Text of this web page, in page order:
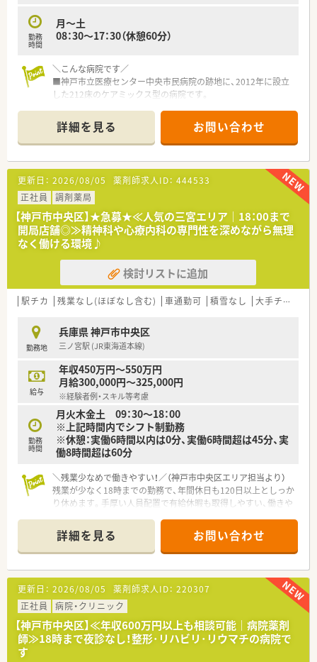
勤務
時間
月～土
08：30～17：30（休憩60分）
＼こんな病院です／
■神戸市立医療センター中央市民病院の跡地に、2012年に設立
した212床のケアミックス型の病院です。
に屋根がついており、雨天でも傘を差す必要はございません。
■病院の上階には老健・特養施設を有し、急性期病院での治療を
終えた患者の受け皿として地域に根差した医療機関です。
■地域住民からの愛着も深く、寄付を受けるだけでなく、食料品
店から不定期にパンの支給を受けるなど、街との強い繋がりが
ございます。
■院内では他職種間の連携も上手く図れており、部署間での摩擦
もない環境。
■横のつながりを大切にする風土が根付いており、業務上の連携
以外にもクラブ活動をいくつか設けており、
ドクターやコメディカルなど垣根なく楽しんでいるようです。
（バスケなど体育会系のクラブ活動の他にも、映画環境部など文
科系のクラブもございます）
＼働き方について／
■薬剤師8名在籍しており、常勤6名・非常勤2名と正社員比率が
高く、一人当たりの業務配分も負担が掛かり過ぎないよう配慮し
ております。
■常勤は20～30代の若手が中心で、活気ある雰囲気の職場で
す。
■月9日間の公休と、夏季休暇を7～9月の間で3日間取得するこ
とが可能です。
■委員会活動は多岐にわたり、全員が何らかの担当を受け持っ
て、他の医療従事者との協力関係も良好です。
■未経験でも主にOJTで先輩薬剤師が指導して下さり、他部署の
医療従事者も積極的に指導に関わってくれます。
れます！
17:30迄の勤務で残業は月10時間以内とメリハリのある働き方
が叶います！
■お子様の入園や入学時につき、祝い金を支給！
■賞与支給時、3,000円相当のギフトがオーナーから支給！（ギフ
トのグレードはあくまでも業績により変動します）
■食堂210円で利用可で、ボリューム満点の献立です！
＼ こんな方へおススメ ／
■夕方迄でお仕事を終えて私生活を充実させたい方
■未経験でも病院でチャレンジしてみたい方
■地域住民から評価の高い環境で働きたい方
詳細を見る お問い合わせ
更新日： 2026/08/05 薬剤師求人ID： 444533
正社員
調剤薬局
【神戸市中央区】★急募★≪人気の三宮エリア｜18：00まで
開局店舗◎≫精神科や心療内科の専門性を深めながら無理
なく働ける環境♪
検討リストに追加
駅チカ 残業なし(ほぼなし含む) 車通勤可 積雪なし 大手チェーン以外
勤務地
兵庫県 神戸市中央区
三ノ宮駅 (JR東海道本線)
給与
年収450万円～550万円
月給300,000円～325,000円
※経験者例・スキル等考慮
勤務
時間
月火木金土 09：30～18：00
※上記時間内でシフト制勤務
※休憩：実働6時間以内は0分、実働6時間超は45分、実
働8時間超は60分
＼残業少なめで働きやすい！／（神戸市中央区エリア担当より）
残業が少なく18時までの勤務で、年間休日も120日以上としっか
り休めます。手厚い人員配置で有給休暇も取得しやすい、働きや
【店舗情報と応需状況について】
■最寄り駅から徒歩8分の便利な場所に位置し、周辺には飲食店
も多くお昼休憩や買い物にも困りません。
■センター街にある精神科や心療内科のクリニックをメインに
応需しており、専門的な知識を深められます。
■1日あたり20枚から30枚程度の処方箋を応需しており、一人ひ
とりの患者様と丁寧に向き合える環境です。
【法人特徴について】
詳細を見る お問い合わせ
更新日： 2026/08/05 薬剤師求人ID： 220307
正社員
病院・クリニック
【神戸市中央区】≪年収600万円以上も相談可能｜病院薬剤
師≫18時まで夜診なし！整形･リハビリ･リウマチの病院で
す